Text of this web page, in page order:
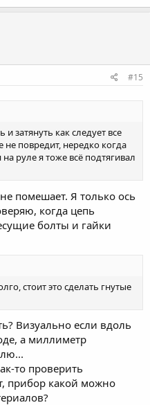
#15
затянуть как следует все
повредит, нередко когда
руле я тоже всё подтягивал
помешает. Я только ось
когда цепь
болты и гайки
стоит это сделать гнутые
Визуально если вдоль
а миллиметр
то проверить
прибор какой можно